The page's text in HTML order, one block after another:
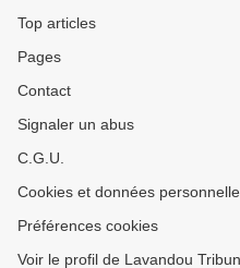
Top articles
Pages
Contact
Signaler un abus
C.G.U.
Cookies et données
Préférences cookies
Voir le profil de Lavandou